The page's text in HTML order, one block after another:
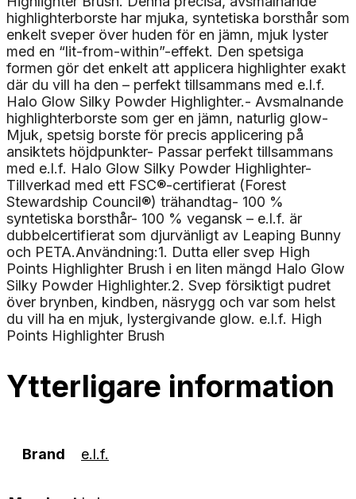
highlighterborste har mjuka, syntetiska borsthår som
enkelt sveper över huden för en jämn, mjuk lyster
med en “lit-from-within”-effekt. Den spetsiga
formen gör det enkelt att applicera highlighter exakt
där du vill ha den – perfekt tillsammans med e.l.f.
Halo Glow Silky Powder Highlighter.- Avsmalnande
highlighterborste som ger en jämn, naturlig glow-
Mjuk, spetsig borste för precis applicering på
ansiktets höjdpunkter- Passar perfekt tillsammans
med e.l.f. Halo Glow Silky Powder Highlighter-
Tillverkad med ett FSC®-certifierat (Forest
Stewardship Council®) trähandtag- 100 %
syntetiska borsthår- 100 % vegansk – e.l.f. är
dubbelcertifierat som djurvänligt av Leaping Bunny
och PETA.Användning:1. Dutta eller svep High
Points Highlighter Brush i en liten mängd Halo Glow
Silky Powder Highlighter.2. Svep försiktigt pudret
över brynben, kindben, näsrygg och var som helst
du vill ha en mjuk, lystergivande glow. e.l.f. High
Points Highlighter Brush
Ytterligare information
Brand e.l.f.